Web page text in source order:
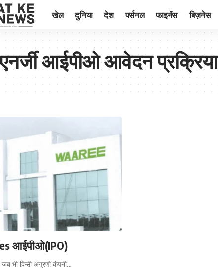
खेल दुनिया देश पर्सनल फाइनेंस बिज़नेस
एनर्जी आईपीओ आवेदन प्रक्रिया
आईपीओ(IPO)
जब भी किसी अग्रणी कंपनी…